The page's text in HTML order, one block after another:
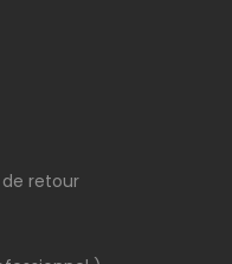
retour